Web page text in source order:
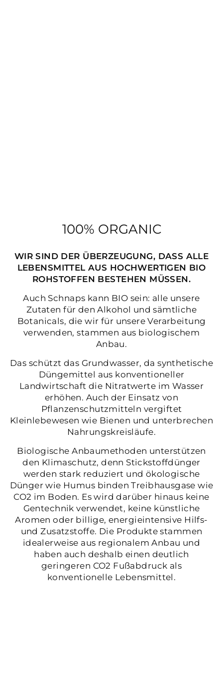
100% ORGANIC
WIR SIND DER ÜBERZEUGUNG, DASS ALLE
LEBENSMITTEL AUS HOCHWERTIGEN BIO
ROHSTOFFEN BESTEHEN MÜSSEN.
Auch Schnaps kann BIO sein: alle unsere
Zutaten für den Alkohol und sämtliche
Botanicals, die wir für unsere Verarbeitung
verwenden, stammen aus biologischem
Anbau.
Das schützt das Grundwasser, da synthetische
Düngemittel aus konventioneller
Landwirtschaft die Nitratwerte im Wasser
erhöhen. Auch der Einsatz von
Pflanzenschutzmitteln vergiftet
Kleinlebewesen wie Bienen und unterbrechen
Nahrungskreisläufe.
Biologische Anbaumethoden unterstützen
den Klimaschutz, denn Stickstoffdünger
werden stark reduziert und ökologische
Dünger wie Humus binden Treibhausgase wie
CO2 im Boden. Es wird darüber hinaus keine
Gentechnik verwendet, keine künstliche
Aromen oder billige, energieintensive Hilfs-
und Zusatzstoffe. Die Produkte stammen
idealerweise aus regionalem Anbau und
haben auch deshalb einen deutlich
geringeren CO2 Fußabdruck als
konventionelle Lebensmittel.